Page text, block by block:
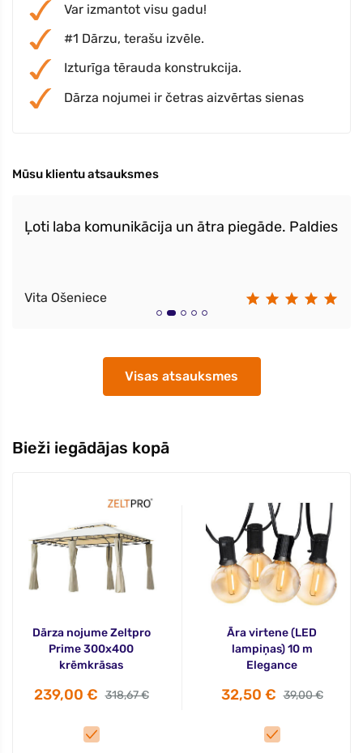
Var izmantot visu gadu!
#1 Dārzu, terašu izvēle.
Izturīga tērauda konstrukcija.
Dārza nojumei ir četras aizvērtas sienas
Mūsu klientu atsauksmes
Ļoti laba komunikācija un ātra piegāde. Paldies
Vita Ošeniece
Visas atsauksmes
Bieži iegādājas kopā
Dārza nojume Zeltpro
Prime 300x400
krēmkrāsas
239,00 € 318,67 €
Āra virtene (LED
lampiņas) 10 m
Elegance
32,50 € 39,00 €